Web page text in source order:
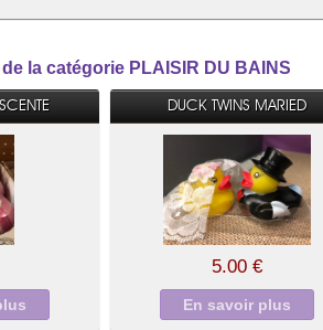
la catégorie PLAISIR DU BAINS
DUCK TWINS MARIED
5.00 €
En savoir plus